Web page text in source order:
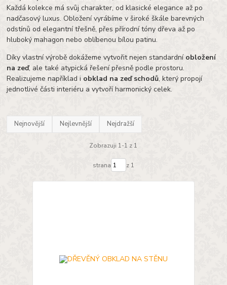
Každá kolekce má svůj charakter, od klasické elegance až po
nadčasový luxus. Obložení vyrábíme v široké škále barevných
odstínů od elegantní třešně, přes přírodní tóny dřeva až po
hluboký mahagon nebo oblíbenou bílou patinu.
Díky vlastní výrobě dokážeme vytvořit nejen standardní obložení
na zeď, ale také atypická řešení přesně podle prostoru.
Realizujeme například i obklad na zeď schodů, který propojí
jednotlivé části interiéru a vytvoří harmonický celek.
Nejnovější Nejlevnější Nejdražší
Zobrazuji 1-1 z 1
strana z 1